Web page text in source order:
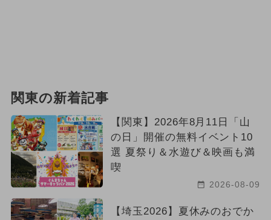
関東の新着記事
【関東】2026年8月11日「山
の日」開催の無料イベント10
選 夏祭り＆水遊び＆映画も満
喫
2026-08-09
【埼玉2026】夏休みのおでか